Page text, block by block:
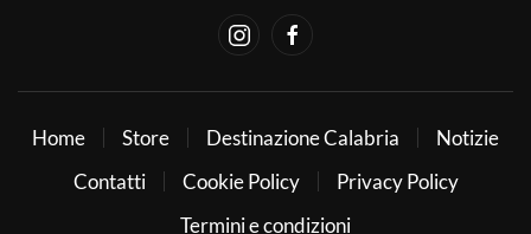
Home Store Destinazione Calabria
Notizie
Contatti
Cookie Policy
Privacy Policy
Termini e condizioni